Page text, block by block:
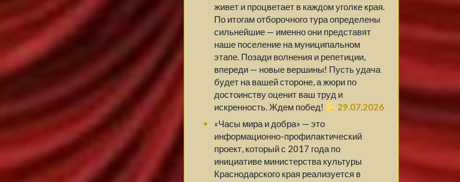
живет и процветает в каждом уголке края.
По итогам отборочного тура определены
сильнейшие — именно они представят
наше поселение на муниципальном
этапе. Позади волнения и репетиции,
впереди — новые вершины! Пусть удача
будет на вашей стороне, а жюри по
достоинству оценит ваш труд и
искренность. Ждем побед!
29.07.2026
«Часы мира и добра» — это
информационно-профилактический
проект, который с 2017 года по
инициативе министерства культуры
Краснодарского края реализуется в